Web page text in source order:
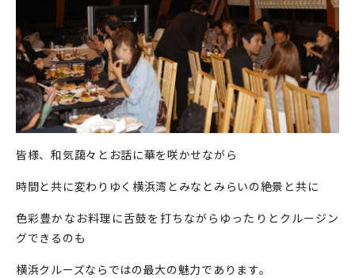
皆様、和気藹々とお話に華を咲かせながら
時間と共に変わりゆく横浜湾とみなとみらいの絶景と共に
色彩豊かなお料理に舌鼓を打ちながらゆったりとクルージン
グできるのも
横浜クルーズならではの最大の魅力であります。